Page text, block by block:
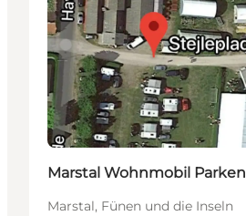
Marstal Wohnmobil Parken
Marstal, Fünen und die Inseln